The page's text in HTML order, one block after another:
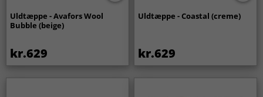
Uldtæppe - Avafors Wool
Bubble (beige)
kr.629
Uldtæppe - Coastal (creme)
kr.629